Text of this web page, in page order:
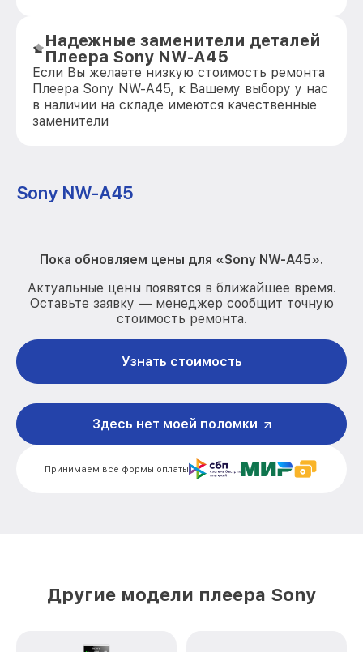
Надежные заменители деталей
Плеера Sony NW-A45
Если Вы желаете низкую стоимость ремонта
Плеера Sony NW-A45, к Вашему выбору у нас
в наличии на складе имеются качественные
заменители
Sony NW-A45
Пока обновляем цены для «Sony NW-A45».
Актуальные цены появятся в ближайшее время.
Оставьте заявку — менеджер сообщит точную
стоимость ремонта.
Узнать стоимость
Принимаем все формы оплаты
Здесь нет моей поломки
Другие модели плеера Sony